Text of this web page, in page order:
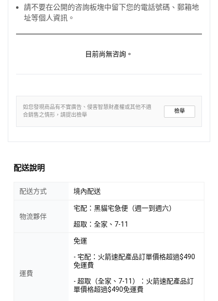
請不要在公開的咨詢板塊中留下您的電話號碼、郵箱地
址等個人資訊。
目前尚無咨詢。
如您發現商品有不實廣告、侵害智慧財產權或其他不適
合銷售之情形，請提出檢舉
檢舉
配送說明
配送方式 境內配送
物流夥伴
宅配：黑貓宅急便（週一到週六）
超取：全家、7-11
運費
免運
- 宅配：火箭速配產品訂單價格超過$490
免運費
- 超取（全家、7-11）：火箭速配產品訂
單價格超過$490免運費